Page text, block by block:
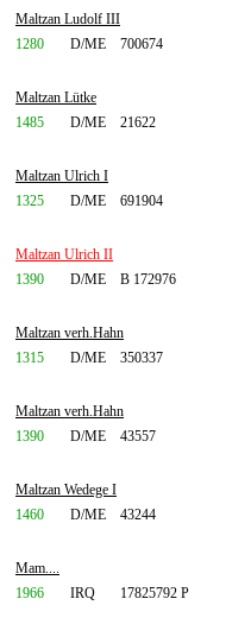
Maltzan Ludolf III
1280
D/ME 700674
Maltzan Lütke
1485
D/ME 21622
Maltzan Ulrich I
1325
D/ME 691904
Maltzan Ulrich II
1390
D/ME B 172976
Maltzan verh.Hahn
1315
D/ME 350337
Maltzan verh.Hahn
1390
D/ME 43557
Maltzan Wedege I
1460
D/ME 43244
Mam....
1966
IRQ 17825792 P